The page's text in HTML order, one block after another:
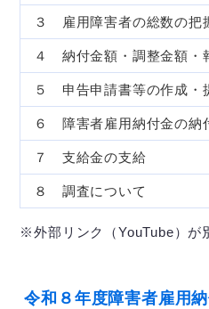
３ 雇用障害者の総数の把
４ 納付金額・調整金額・
５ 申告申請書等の作成・
６ 障害者雇用納付金の納
７ 支給金の支給
８ 調査について
※外部リンク（YouTube）が
令和８年度障害者雇用